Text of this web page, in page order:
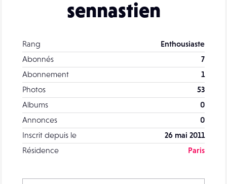
sennastien
Rang
Enthousiaste
Abonnés
7
Abonnement
1
Photos
53
Albums
0
Annonces
0
Inscrit depuis le
26 mai 2011
Résidence
Paris